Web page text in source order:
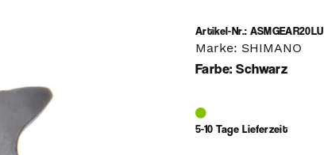
Artikel-Nr.: ASMGEAR20LU
Marke: SHIMANO
Farbe: Schwarz
5-10 Tage Lieferzeit